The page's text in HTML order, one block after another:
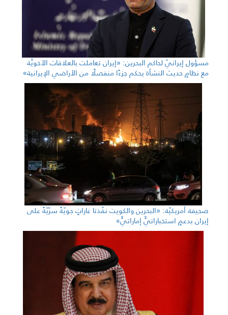
مسؤول إيرانيّ لحاكم البحرين: «إيران تعاملت بالعلاقات الأخويَّة
مع نظامٍ حديث النشأة يحكم جزءًا منفصلًا من الأراضي الإيرانية»
صحيفة أمريكيّة: «البحرين والكويت نفّذتا غاراتٍ جويّةً سرّيّةً على
إيران بدعمٍ استخباراتيٍّ إماراتيٍّ»